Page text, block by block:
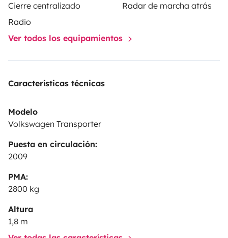
Cierre centralizado
Radar de marcha atrás
Radio
Ver todos los equipamientos
Características técnicas
Modelo
Volkswagen Transporter
Puesta en circulación:
2009
PMA:
2800 kg
Altura
1,8 m